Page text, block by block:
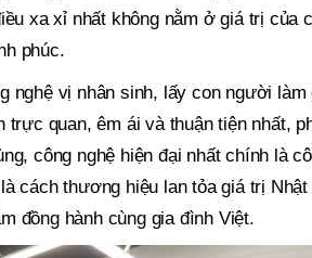
xa xỉ nhất không nằm ở giá trị của
phúc.
nghệ vị nhân sinh, lấy con người
trực quan, êm ái và thuận tiện nhất,
công nghệ hiện đại nhất chính là
cách thương hiệu lan tỏa giá trị
đồng hành cùng gia đình Việt.